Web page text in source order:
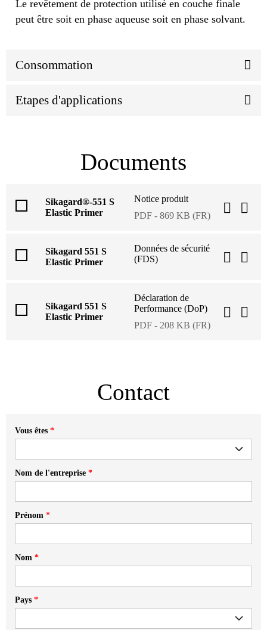
Le revêtement de protection utilisé en couche finale
peut être soit en phase aqueuse soit en phase solvant.
Consommation
Etapes d'applications
Documents
Sikagard®-551 S
Elastic Primer
Notice produit
PDF - 869 KB (FR)
Sikagard 551 S
Elastic Primer
Données de sécurité
(FDS)
Sikagard 551 S
Elastic Primer
Déclaration de
Performance (DoP)
PDF - 208 KB (FR)
Contact